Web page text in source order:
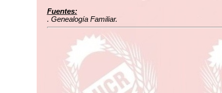
Fuentes:
. Genealogía Familiar.